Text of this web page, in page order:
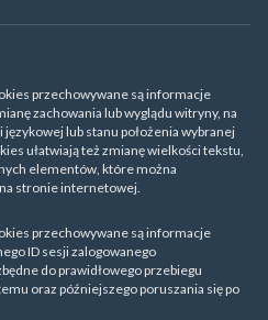
przechowywane są informacje
zachowania lub wyglądu witryny, na
językowej lub stanu położenia wybranej
ułatwiają też zmianę wielkości tekstu,
elementów, które można
stronie internetowej.
przechowywane są informacje
ID sesji zalogowanego
do prawidłowego przebiegu
oraz późniejszego poruszania się po